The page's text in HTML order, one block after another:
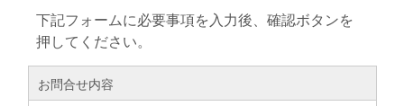
下記フォームに必要事項を入力後、確認ボタンを
押してください。
お問合せ内容